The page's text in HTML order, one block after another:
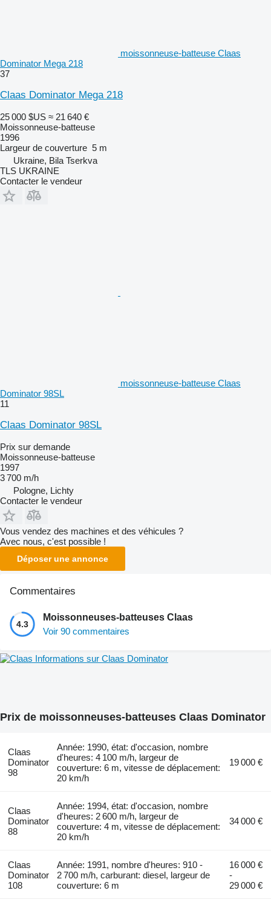
moissonneuse-batteuse Claas
Dominator Mega 218
37
Claas Dominator Mega 218
25 000 $US ≈ 21 640 €
Moissonneuse-batteuse
1996
Largeur de couverture 5 m
Ukraine, Bila Tserkva
TLS UKRAINE
Contacter le vendeur
moissonneuse-batteuse Claas
Dominator 98SL
11
Claas Dominator 98SL
Prix sur demande
Moissonneuse-batteuse
1997
3 700 m/h
Pologne, Lichty
Contacter le vendeur
Vous vendez des machines et des véhicules ?
Avec nous, c'est possible !
Déposer une annonce
Commentaires
4.3
Moissonneuses-batteuses Claas
Voir 90 commentaires
Informations sur Claas Dominator
Prix de moissonneuses-batteuses Claas Dominator
Claas
Dominator
98
Année: 1990, état: d'occasion, nombre
d'heures: 4 100 m/h, largeur de
couverture: 6 m, vitesse de déplacement:
20 km/h
19 000 €
Claas
Dominator
88
Année: 1994, état: d'occasion, nombre
d'heures: 2 600 m/h, largeur de
couverture: 4 m, vitesse de déplacement:
20 km/h
34 000 €
Claas
Dominator
108
Année: 1991, nombre d'heures: 910 -
2 700 m/h, carburant: diesel, largeur de
couverture: 6 m
16 000 €
-
29 000 €